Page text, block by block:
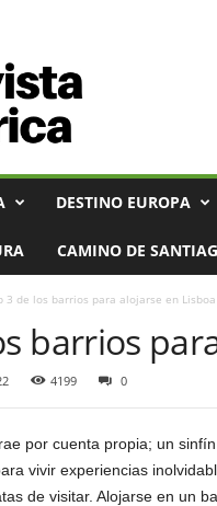
DESTINO EUROPA
CAMINO DE
3 de los barrios para alojarse en Lisboa
barrios
4199 0
por cuenta propia; un
vivir experiencias
de visitar. Alojarse en un